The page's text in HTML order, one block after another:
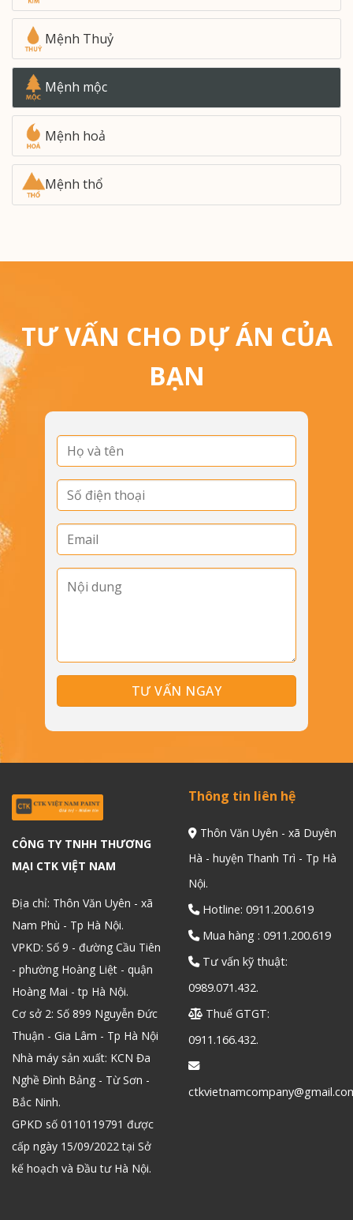
Mệnh Thuỷ
Mệnh mộc
Mệnh hoả
Mệnh thổ
TƯ VẤN CHO DỰ ÁN CỦA
BẠN
CÔNG TY TNHH THƯƠNG
MẠI CTK VIỆT NAM
Địa chỉ: Thôn Văn Uyên - xã
Nam Phù - Tp Hà Nội.
VPKD: Số 9 - đường Cầu Tiên
- phường Hoàng Liệt - quận
Hoàng Mai - tp Hà Nội.
Cơ sở 2: Số 899 Nguyễn Đức
Thuận - Gia Lâm - Tp Hà Nội
Nhà máy sản xuất: KCN Đa
Nghề Đình Bảng - Từ Sơn -
Bắc Ninh.
GPKD số 0110119791 được
cấp ngày 15/09/2022 tại Sở
kế hoạch và Đầu tư Hà Nội.
Thông tin liên hệ
Thôn Văn Uyên - xã Duyên
Hà - huyện Thanh Trì - Tp Hà
Nội.
Hotline: 0911.200.619
Mua hàng : 0911.200.619
Tư vấn kỹ thuật:
0989.071.432.
Thuế GTGT:
0911.166.432.